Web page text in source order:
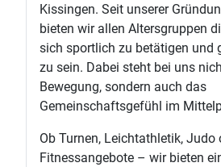
Kissingen. Seit unserer
bieten wir allen Altersgruppen
sich sportlich zu betätigen und
zu sein. Dabei steht bei uns
Bewegung, sondern auch das
Gemeinschaftsgefühl im
Ob Turnen, Leichtathletik, Judo
Fitnessangebote – wir bieten